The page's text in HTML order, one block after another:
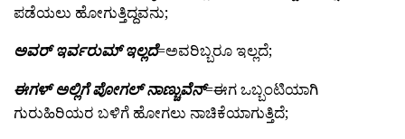
ಪಡೆಯಲು ಹೋಗುತ್ತಿದ್ದವನು;
ಅವರ್ ಇರ್ವರುಮ್ ಇಲ್ಲದೆ=ಅವರಿಬ್ಬರೂ ಇಲ್ಲದೆ;
ಈಗಳ್ ಅಲ್ಲಿಗೆ ಪೋಗಲ್ ನಾಣ್ಚುವೆನ್=ಈಗ ಒಬ್ಬಂಟಿಯಾಗಿ
ಗುರುಹಿರಿಯರ ಬಳಿಗೆ ಹೋಗಲು ನಾಚಿಕೆಯಾಗುತ್ತಿದೆ;